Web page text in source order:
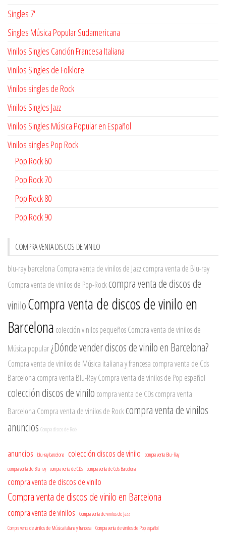
Singles 7'
Singles Música Popular Sudamericana
Vinilos Singles Canción Francesa Italiana
Vinilos Singles de Folklore
Vinilos singles de Rock
Vinilos Singles Jazz
Vinilos Singles Música Popular en Español
Vinilos singles Pop Rock
Pop Rock 60
Pop Rock 70
Pop Rock 80
Pop Rock 90
COMPRA VENTA DISCOS DE VINILO
blu-ray barcelona Compra venta de vinilos de Jazzcompra venta de Blu-ray
Compra venta de vinilos de Pop-Rockcompra venta de discos de
viniloCompra venta de discos de vinilo en
Barcelona colección vinilos pequeñosCompra venta de vinilos de
Música popular¿Dónde vender discos de vinilo en Barcelona?
Compra venta de vinilos de Música italiana y francesa compra venta de Cds
Barcelona compra venta Blu-RayCompra venta de vinilos de Pop español
colección discos de vinilo compra venta de CDscompra venta
Barcelona Compra venta de vinilos de Rockcompra venta de vinilos
anuncios Compra discos de Rock
anuncios blu-ray barcelona colección discos de vinilo
compra venta Blu-Ray
compra venta de Blu-ray compra venta de CDs compra venta de Cds Barcelona
compra venta de discos de vinilo
Compra venta de discos de vinilo en Barcelona
compra venta de vinilos
Compra venta de vinilos de Jazz
Compra venta de vinilos de Música italiana y francesa Compra venta de vinilos de Pop español